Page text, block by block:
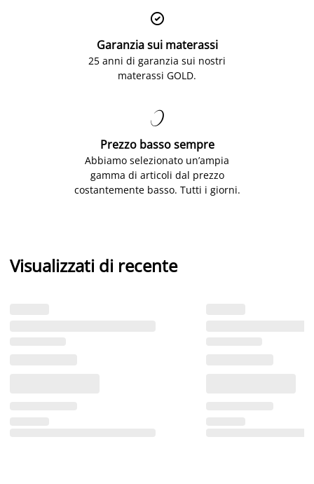

Garanzia sui materassi
25 anni di garanzia sui nostri
materassi GOLD.

Prezzo basso sempre
Abbiamo selezionato un’ampia
gamma di articoli dal prezzo
costantemente basso. Tutti i giorni.
Visualizzati di recente